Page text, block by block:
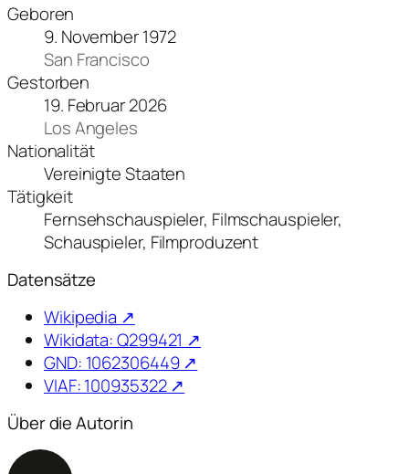
Geboren
9. November 1972
San Francisco
Gestorben
19. Februar 2026
Los Angeles
Nationalität
Vereinigte Staaten
Tätigkeit
Fernsehschauspieler, Filmschauspieler,
Schauspieler, Filmproduzent
Datensätze
Wikipedia ↗
Wikidata: Q299421 ↗
GND: 1062306449 ↗
VIAF: 100935322 ↗
Über die Autorin